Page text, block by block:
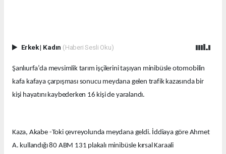
Erkek| Kadın (Haberi Sesli Oku)
Şanlıurfa’da mevsimlik tarım işçilerini taşıyan minibüsle otomobilin
kafa kafaya çarpışması sonucu meydana gelen trafik kazasında bir
kişi hayatını kaybederken 16 kişi de yaralandı.
Kaza, Akabe -Toki çevreyolunda meydana geldi. İddiaya göre Ahmet
A. kullandığı 80 ABM 131 plakalı minibüsle kırsal Karaali